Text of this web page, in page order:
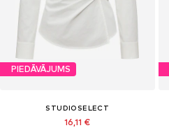
PIEDĀVĀJUMS
STUDIOSELECT
16,11 €